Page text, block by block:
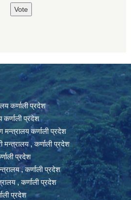
कर्णाली प्रदेश
कर्णाली प्रदेश
मन्त्रालय कर्णाली प्रदेश
मन्त्रालय , कर्णाली प्रदेश
प्रदेश
, कर्णाली प्रदेश
, कर्णाली प्रदेश
प्रदेश